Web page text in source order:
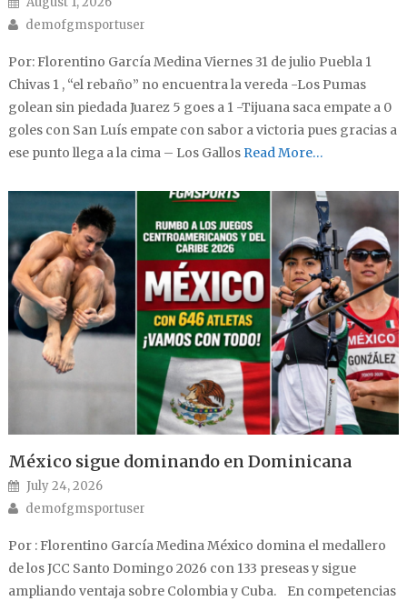
Author
demofgmsportuser
Por: Florentino García Medina Viernes 31 de julio Puebla 1
Chivas 1 , “el rebaño” no encuentra la vereda -Los Pumas
golean sin piedada Juarez 5 goes a 1 -Tijuana saca empate a 0
goles con San Luís empate con sabor a victoria pues gracias a
ese punto llega a la cima – Los GallosRead More…
México sigue dominando en Dominicana
Posted on
July 24, 2026
Author
demofgmsportuser
Por : Florentino García Medina México domina el medallero
de los JCC Santo Domingo 2026 con 133 preseas y sigue
ampliando ventaja sobre Colombia y Cuba. En competencias